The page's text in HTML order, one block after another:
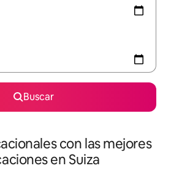
Buscar
con las mejores
en Suiza